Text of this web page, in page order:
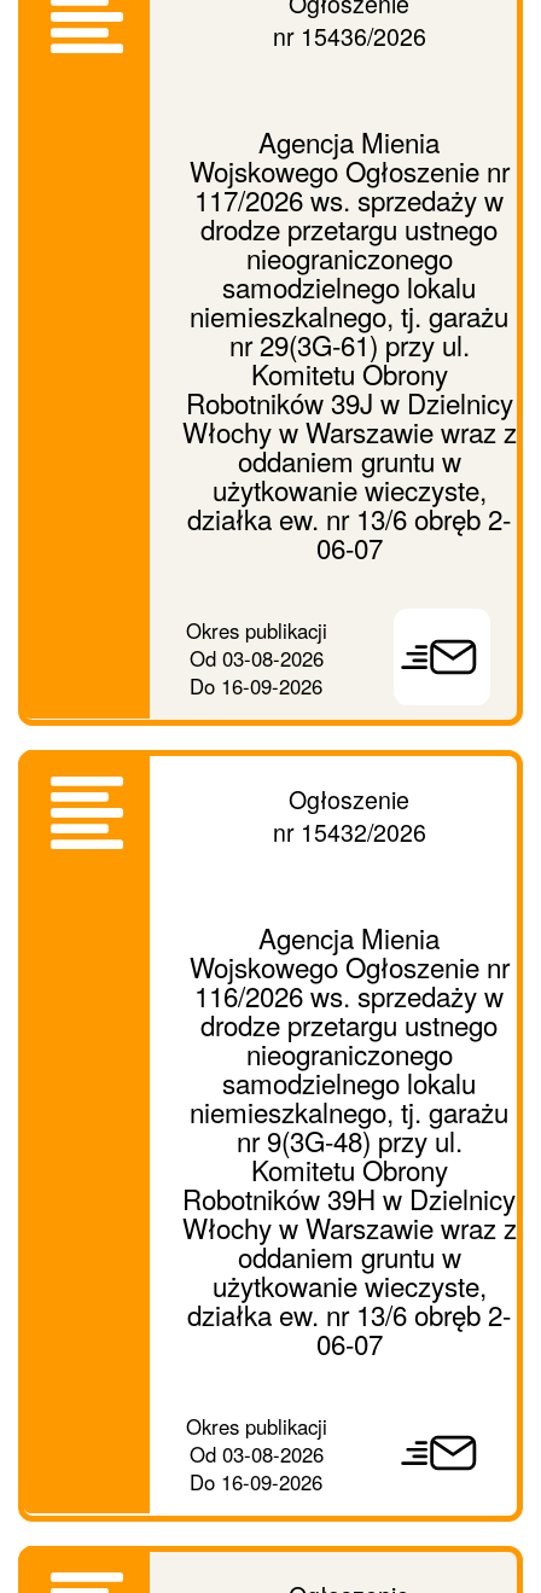
nr 15436/2026
Agencja Mienia
Wojskowego Ogłoszenie nr
117/2026 ws. sprzedaży w
drodze przetargu ustnego
nieograniczonego
samodzielnego lokalu
niemieszkalnego, tj. garażu
nr 29(3G-61) przy ul.
Komitetu Obrony
Robotników 39J w Dzielnicy
Włochy w Warszawie wraz z
oddaniem gruntu w
użytkowanie wieczyste,
działka ew. nr 13/6 obręb 2-
06-07
Okres publikacji
Od03-08-2026
Do 16-09-2026
ogłoszenie
dalej
Ogłoszenie
nr 15432/2026
Agencja Mienia
Wojskowego Ogłoszenie nr
116/2026 ws. sprzedaży w
drodze przetargu ustnego
nieograniczonego
samodzielnego lokalu
niemieszkalnego, tj. garażu
nr 9(3G-48) przy ul.
Komitetu Obrony
Robotników 39H w Dzielnicy
Włochy w Warszawie wraz z
oddaniem gruntu w
użytkowanie wieczyste,
działka ew. nr 13/6 obręb 2-
06-07
Okres publikacji
Od03-08-2026
Do 16-09-2026
dalej